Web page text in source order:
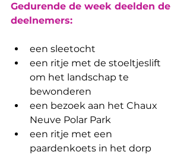
Gedurende de week deelden de
deelnemers:
een sleetocht
een ritje met de stoeltjeslift
om het landschap te
bewonderen
een bezoek aan het Chaux
Neuve Polar Park
een ritje met een
paardenkoets in het dorp